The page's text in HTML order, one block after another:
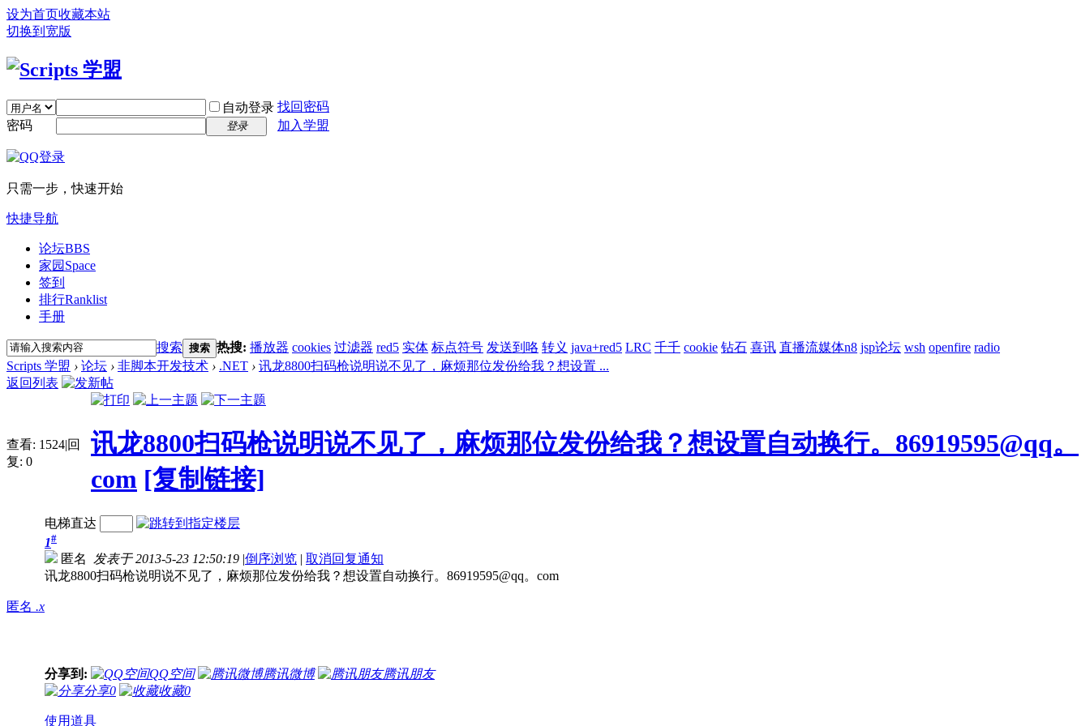
设为首页收藏本站
切换到宽版
自动登录 找回密码
密码
登录 加入学盟
只需一步，快速开始
快捷导航
论坛BBS
家园 Space
签到
排行Ranklist
手册
搜索 搜索 热搜: 播放器 cookies 过滤器 red5 实体 标点符号 发送到咯 转义 java+red5 LRC 千千 cookie 钻石 喜讯 直播流媒体n8 jsp论坛 wsh openfire radio
Scripts 学盟 › 论坛 › 非脚本开发技术 › .NET › 讯龙8800扫码枪说明说不见了，麻烦那位发份给我？想设置 ...
返回列表
查看: 1524|回
复: 0
讯龙8800扫码枪说明说不见了，麻烦那位发份给我？想设置自动换行。86919595@qq。
com [复制链接]
匿名 .x
电梯直达
1#
匿名 发表于 2013-5-23 12:50:19 |倒序浏览 | 取消回复通知
讯龙8800扫码枪说明说不见了，麻烦那位发份给我？想设置自动换行。86919595@qq。com
分享到: QQ空间 腾讯微博
腾讯朋友
分享0 收藏0
使用道具